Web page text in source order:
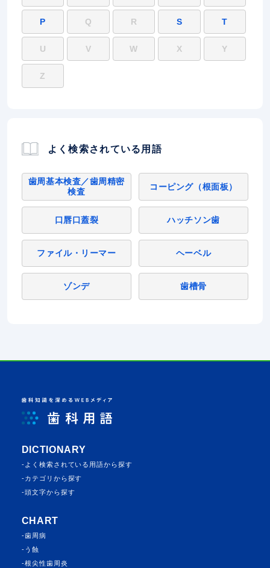
P Q R S T
U V W X Y
Z
よく検索されている用語
歯周基本検査／歯周精密
検査
コーピング（根面板）
口唇口蓋裂 ハッチソン歯
ファイル・リーマー ヘーベル
ゾンデ 歯槽骨
DICTIONARY
よく検索されている⽤語から探す
カテゴリから探す
頭⽂字から探す
CHART
歯周病
う蝕
根尖性歯周炎